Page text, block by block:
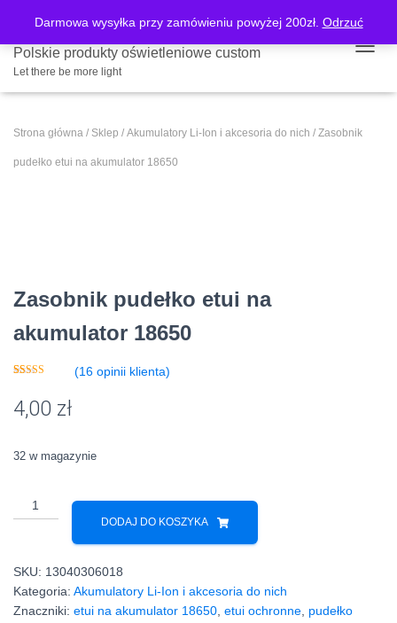
Darmowa wysyłka przy zamówieniu powyżej 200zł. Odrzuć
Polskie produkty oświetleniowe custom
Let there be more light
Strona główna / Sklep / Akumulatory Li-Ion i akcesoria do nich / Zasobnik
pudełko etui na akumulator 18650
Zasobnik pudełko etui na
akumulator 18650
podstawie
ocen
(16opinii klienta)
4,00 zł
32 w magazynie
ilość
Zasobnik
na
akumulator
18650
DODAJ DO KOSZYKA
SKU: 13040306018
Kategoria: Akumulatory Li-Ion i akcesoria do nich
Znaczniki: etui na akumulator 18650, etui ochronne, pudełko